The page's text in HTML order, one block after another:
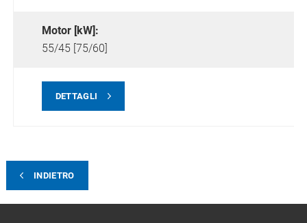
Motor [kW]:
55/45 [75/60]
DETTAGLI
INDIETRO